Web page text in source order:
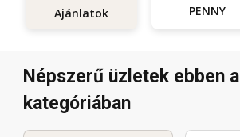
Ajánlatok PENNY
Népszerű üzletek ebben a
kategóriában